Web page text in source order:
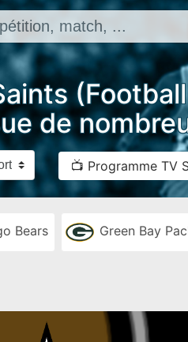
de
📺 Programme TV
Bears Green Bay